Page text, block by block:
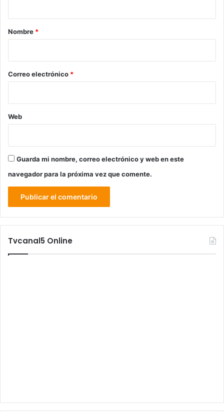
r
*
Nombre *
Correo electrónico *
Web
Guarda mi nombre, correo electrónico y web en este
navegador para la próxima vez que comente.
Tvcanal5 Online